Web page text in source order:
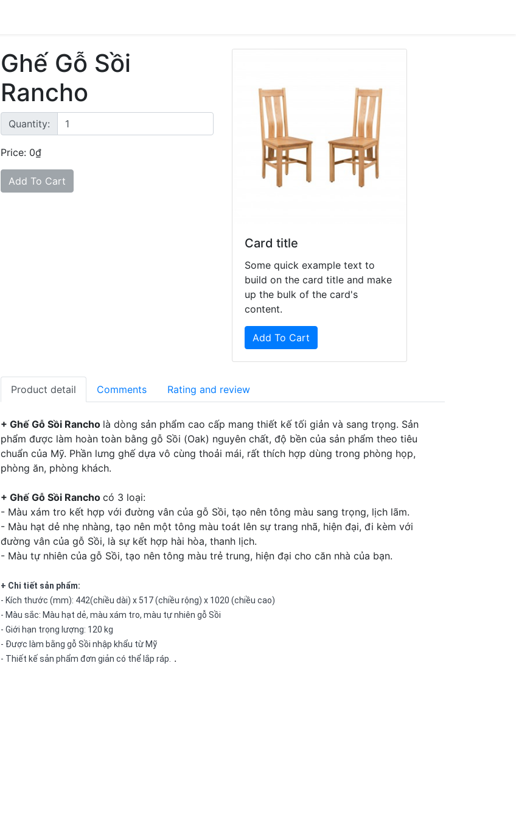
Ghế Gỗ Sồi
Rancho
Quantity:
Price: 0₫
Add To Cart
Card title
Some quick example text to
build on the card title and make
up the bulk of the card's
content.
Add To Cart
Product detail Comments Rating and review
+ Ghế Gỗ Sồi Rancho là dòng sản phẩm cao cấp mang thiết kế tối giản và sang trọng. Sản
phẩm được làm hoàn toàn bằng gỗ Sồi (Oak) nguyên chất, độ bền của sản phẩm theo tiêu
chuẩn của Mỹ. Phần lưng ghế dựa vô cùng thoải mái, rất thích hợp dùng trong phòng họp,
phòng ăn, phòng khách.
+ Ghế Gỗ Sồi Rancho có 3 loại:
- Màu xám tro kết hợp với đường vân của gỗ Sồi, tạo nên tông màu sang trọng, lịch lãm.
- Màu hạt dẻ nhẹ nhàng, tạo nên một tông màu toát lên sự trang nhã, hiện đại, đi kèm với
đường vân của gỗ Sồi, là sự kết hợp hài hòa, thanh lịch.
- Màu tự nhiên của gỗ Sồi, tạo nên tông màu trẻ trung, hiện đại cho căn nhà của bạn.
+ Chi tiết sản phẩm:
- Kích thước (mm): 442(chiều dài) x 517 (chiều rộng) x 1020 (chiều cao)
- Màu sắc: Màu hạt dẻ, màu xám tro, màu tự nhiên gỗ Sồi
- Giới hạn trọng lượng: 120 kg
- Được làm bằng gỗ Sồi nhập khẩu từ Mỹ
- Thiết kế sản phẩm đơn giản có thể lắp ráp.
.